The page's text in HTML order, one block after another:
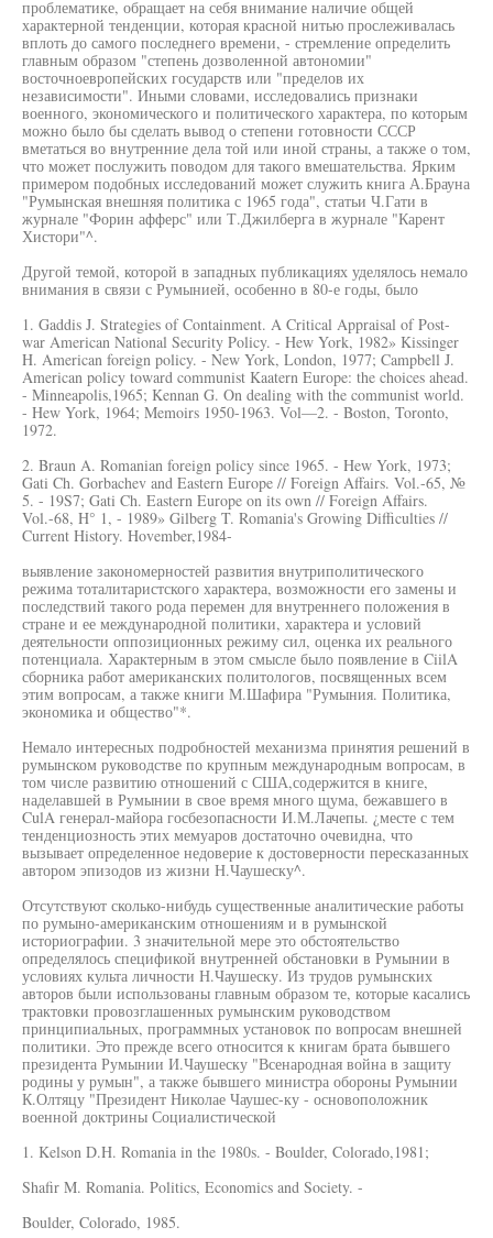
проблематике, обращает на себя внимание наличие общей
характерной тенденции, которая красной нитью прослеживалась
вплоть до самого последнего времени, - стремление определить
главным образом "степень дозволенной автономии"
восточноевропейских государств или "пределов их
независимости". Иными словами, исследовались признаки
военного, экономического и политического характера, по которым
можно было бы сделать вывод о степени готовности СССР
вметаться во внутренние дела той или иной страны, а также о том,
что может послужить поводом для такого вмешательства. Ярким
примером подобных исследований может служить книга А.Брауна
"Румынская внешняя политика с 1965 года", статьи Ч.Гати в
журнале "Форин афферс" или Т.Джилберга в журнале "Карент
Хистори"^.
Другой темой, которой в западных публикациях уделялось немало
внимания в связи с Румынией, особенно в 80-е годы, было
1. Gaddis J. Strategies of Containment. A Critical Appraisal of Post-
war American National Security Policy. - Hew York, 1982» Kissinger
H. American foreign policy. - New York, London, 1977; Campbell J.
American policy toward communist Kaatern Europe: the choices ahead.
- Minneapolis,1965; Kennan G. On dealing with the communist world.
- Hew York, 1964; Memoirs 1950-1963. Vol—2. - Boston, Toronto,
1972.
2. Braun A. Romanian foreign policy since 1965. - Hew York, 1973;
Gati Ch. Gorbachev and Eastern Europe // Foreign Affairs. Vol.-65, №
5. - 19S7; Gati Ch. Eastern Europe on its own // Foreign Affairs.
Vol.-68, H° 1, - 1989» Gilberg T. Romania's Growing Difficulties //
Current History. Hovember,1984-
выявление закономерностей развития внутриполитического
режима тоталитаристского характера, возможности его замены и
последствий такого рода перемен для внутреннего положения в
стране и ее международной политики, характера и условий
деятельности оппозиционных режиму сил, оценка их реального
потенциала. Характерным в этом смысле было появление в CiilA
сборника работ американских политологов, посвященных всем
этим вопросам, а также книги М.Шафира "Румыния. Политика,
экономика и общество"*.
Немало интересных подробностей механизма принятия решений в
румынском руководстве по крупным международным вопросам, в
том числе развитию отношений с США,содержится в книге,
наделавшей в Румынии в свое время много щума, бежавшего в
CulA генерал-майора госбезопасности И.М.Лачепы. ¿месте с тем
тенденциозность этих мемуаров достаточно очевидна, что
вызывает определенное недоверие к достоверности пересказанных
автором эпизодов из жизни Н.Чаушеску^.
Отсутствуют сколько-нибудь существенные аналитические работы
по румыно-американским отношениям и в румынской
историографии. 3 значительной мере это обстоятельство
определялось спецификой внутренней обстановки в Румынии в
условиях культа личности Н.Чаушеску. Из трудов румынских
авторов были использованы главным образом те, которые касались
трактовки провозглашенных румынским руководством
принципиальных, программных установок по вопросам внешней
политики. Это прежде всего относится к книгам брата бывшего
президента Румынии И.Чаушеску "Всенародная война в защиту
родины у румын", а также бывшего министра обороны Румынии
К.Олтяцу "Президент Николае Чаушес-ку - основоположник
военной доктрины Социалистической
1. Kelson D.H. Romania in the 1980s. - Boulder, Colorado,1981;
Shafir M. Romania. Politics, Economics and Society. -
Boulder, Colorado, 1985.